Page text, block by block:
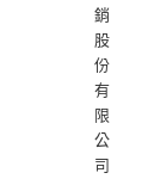
銷
股
份
有
限
公
司